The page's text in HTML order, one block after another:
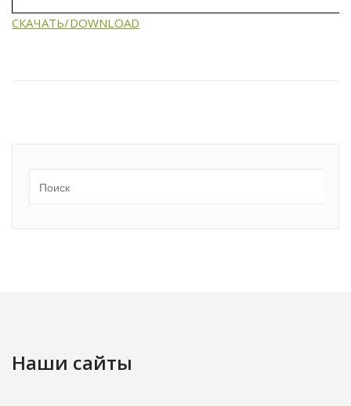
СКАЧАТЬ/DOWNLOAD
Наши сайты